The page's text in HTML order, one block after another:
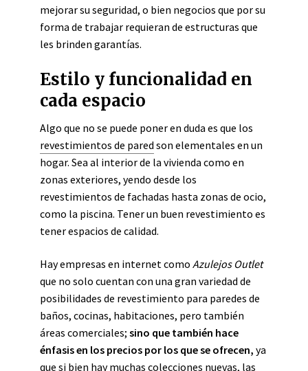
mejorar su seguridad, o bien negocios que por su
forma de trabajar requieran de estructuras que
les brinden garantías.
Estilo y funcionalidad en
cada espacio
Algo que no se puede poner en duda es que los
revestimientos de pared son elementales en un
hogar. Sea al interior de la vivienda como en
zonas exteriores, yendo desde los
revestimientos de fachadas hasta zonas de ocio,
como la piscina. Tener un buen revestimiento es
tener espacios de calidad.
Hay empresas en internet como Azulejos Outlet
que no solo cuentan con una gran variedad de
posibilidades de revestimiento para paredes de
baños, cocinas, habitaciones, pero también
áreas comerciales; sino que también hace
énfasis en los precios por los que se ofrecen, ya
que si bien hay muchas colecciones nuevas, las